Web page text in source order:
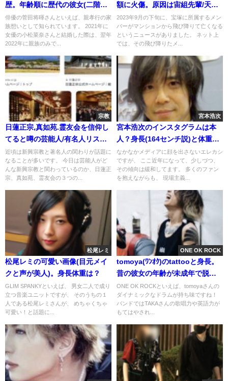
歴。年齢順に歴代の彼女(二階堂
ふみ,あいみょん)
俳優の菅田将暉さんといえば、親孝行の家
族想いとして知られています。 2021年に
女優の小松菜奈さんと結婚した際は、翌年
2022年に親族のみで...
額に火傷。原因は宙組先輩/天彩
峰里の虐め報道？
2023年9月の下旬に、宝塚に所属するメン
バーがマンションから飛び降りて亡くなる
というニュースがありました。 ネット上
では、その飛び降りたメ...
宗教
日蓮正宗,真如苑.霊友会を信仰し
てると噂の芸能人/有名人リス
ト。木村拓哉は嘘？
近頃は新興宗教と著名人の関わりが話題に
なることが多いです。 今日は芸能人がど
んな新興宗教と関わっているのか、日蓮正
宗、真如苑、霊友会の３つの...
宮本浩次
宮本浩次のインスタグラムは本
人？身長(164センチ説)と体重。
スッキリ出演で歌い直し(画像・
動画)
なかなかメディアに顔を出さないエレカシ
ですが、 ここ近年になって、少しづつ、
その傾向は緩和してます。 多くのファン
を抱えながらも、 現場主義...
松尾レミ
松尾レミの可愛い画像(目元メイ
クと声が美人)。身長体重は？
GLIM SPANKYといえば、 男女二人で成り
立つ音楽ユニットですが、 そのうちの１
人である松尾レミさんが、 めちゃくちゃ
可愛い！と話題に...
ONE OK ROCK
tomoya(ﾜﾝｵｸ)のtattooと身長。
昔の彼女の年齢が未成年で脱退
騒動?
ONE OK ROCKといえば、tomoyaさんの
ダイナミックなドラムが持ち味ですね！
バンドではTAKAさんの歌唱力や英語力が
もてはやされ...